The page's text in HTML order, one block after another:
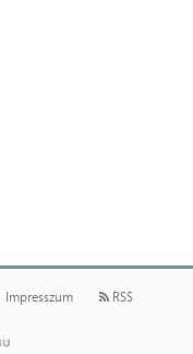
Impresszum RSS